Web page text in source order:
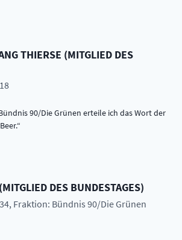
THIERSE (MITGLIED DES
90/Die Grünen erteile ich das Wort der
(MITGLIED DES BUNDESTAGES)
, Fraktion: Bündnis 90/Die Grünen